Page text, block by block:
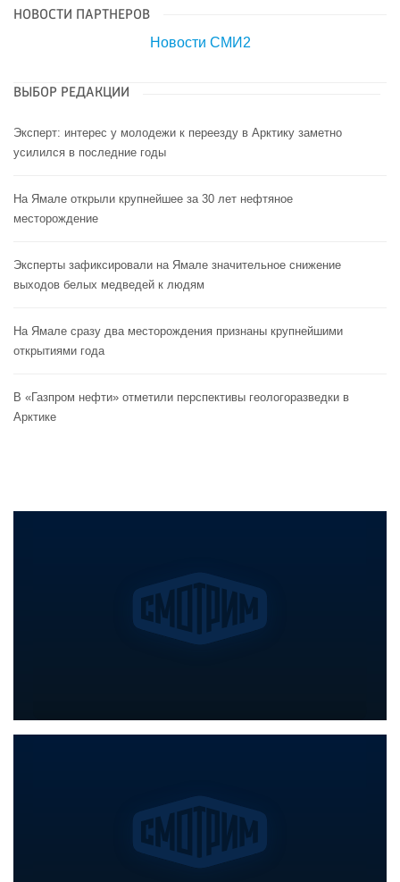
НОВОСТИ ПАРТНЕРОВ
Новости СМИ2
ВЫБОР РЕДАКЦИИ
Эксперт: интерес у молодежи к переезду в Арктику заметно
усилился в последние годы
На Ямале открыли крупнейшее за 30 лет нефтяное
месторождение
Эксперты зафиксировали на Ямале значительное снижение
выходов белых медведей к людям
На Ямале сразу два месторождения признаны крупнейшими
открытиями года
В «Газпром нефти» отметили перспективы геологоразведки в
Арктике